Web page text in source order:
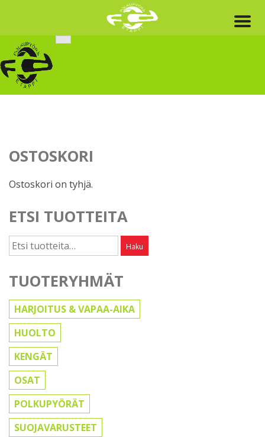
content
OSTOSKORI
Ostoskori on tyhjä.
ETSI TUOTTEITA
Etsi: Haku
TUOTERYHMÄT
HARJOITUS & VAPAA-AIKA
HUOLTO
KENGÄT
OSAT
POLKUPYÖRÄT
SUOJAVARUSTEET